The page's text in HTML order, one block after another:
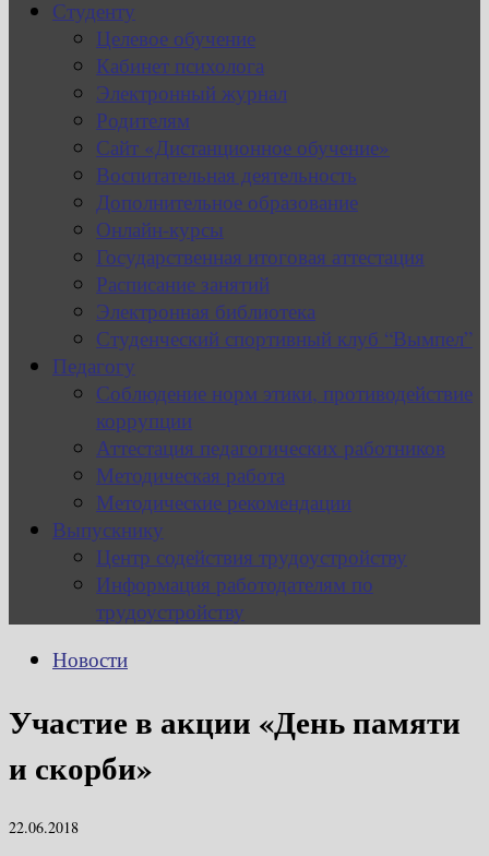
Студенту
Целевое обучение
Кабинет психолога
Электронный журнал
Родителям
Сайт «Дистанционное обучение»
Воспитательная деятельность
Дополнительное образование
Онлайн-курсы
Государственная итоговая аттестация
Расписание занятий
Электронная библиотека
Студенческий спортивный клуб “Вымпел”
Педагогу
Соблюдение норм этики, противодействие
коррупции
Аттестация педагогических работников
Методическая работа
Методические рекомендации
Выпускнику
Центр содействия трудоустройству
Информация работодателям по
трудоустройству
Новости
Участие в акции «День памяти
и скорби»
22.06.2018